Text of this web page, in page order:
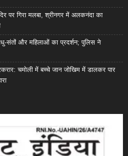
पर गिरा मलबा, श्रीनगर में अलकनंदा का
संतों और महिलाओं का प्रदर्शन; पुलिस ने
चमोली में बच्चे जान जोखिम में डालकर पार